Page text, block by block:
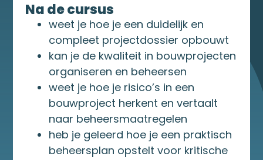
Na de cursus
weet je hoe je een duidelijk en
compleet projectdossier opbouwt
kan je de kwaliteit in bouwprojecten
organiseren en beheersen
weet je hoe je risico’s in een
bouwproject herkent en vertaalt
naar beheersmaatregelen
heb je geleerd hoe je een praktisch
beheersplan opstelt voor kritische